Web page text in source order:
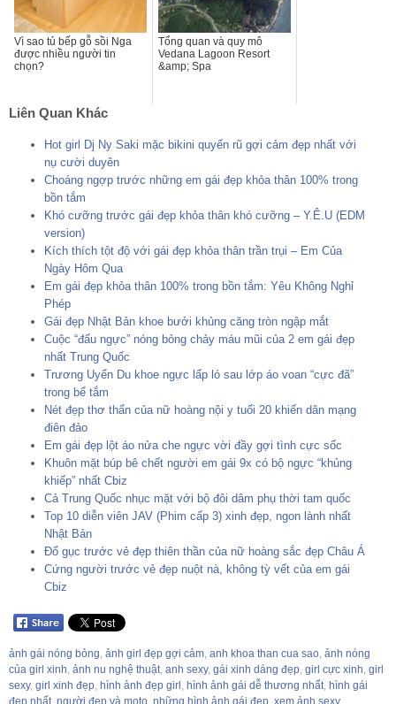
Vì sao tủ bếp gỗ sồi Nga
được nhiều người tin
chọn?
Tổng quan và quy mô
Vedana Lagoon Resort
&amp; Spa
Liên Quan Khác
Hot girl Dj Ny Saki mặc bikini quyến rũ gợi cảm đẹp nhất với
nụ cười duyên
Choáng ngợp trước những em gái đẹp khỏa thân 100% trong
bồn tắm
Khó cưỡng trước gái đẹp khỏa thân khó cưỡng – Y.Ê.U (EDM
version)
Kích thích tột độ với gái đẹp khỏa thân trần trụi – Em Của
Ngày Hôm Qua
Em gái đẹp khỏa thân 100% trong bồn tắm: Yêu Không Nghỉ
Phép
Gái đẹp Nhật Bản khoe bưởi khủng căng tròn ngập mắt
Cuộc “đấu ngực” nóng bỏng chảy máu mũi của 2 em gái đẹp
nhất Trung Quốc
Trương Uyển Du khoe ngực lấp ló sau lớp áo voan “cực đã”
trong bể tắm
Nét đẹp thơ thẩn của nữ hoàng nội y tuổi 20 khiến dân mạng
điên đảo
Em gái đẹp lột áo nửa che ngực vời đầy gợi tình cực sốc
Khuôn mặt búp bê chết người em gái 9x có bộ ngực “khủng
khiếp” nhất Cbiz
Cả Trung Quốc nhục mặt với bộ đôi dâm phụ thời tam quốc
Top 10 diễn viên JAV (Phim cấp 3) xinh đẹp, ngon lành nhất
Nhật Bản
Đổ gục trước vẻ đẹp thiên thần của nữ hoàng sắc đẹp Châu Á
Cứng người trước vẻ đẹp nuột nà, không tỳ vết của em gái
Cbiz
ảnh gái nóng bỏng ảnh girl đẹp gợi cảm anh khoa than cua sao ảnh nóng
của girl xinh ảnh nu nghệ thuật anh sexy, gái xinh dáng đẹp girl cực xinh girl
sexy, girl xinh đẹp hình ảnh đẹp girl hình ảnh gái dễ thương nhất hình gái
đẹp nhất người đẹp và moto những hình ảnh gái đẹp xem ảnh sexy